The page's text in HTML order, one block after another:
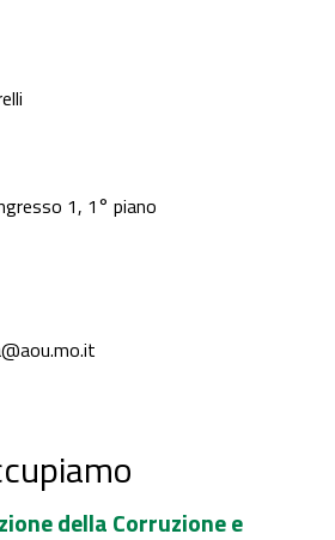
1, 1° piano
della Corruzione e